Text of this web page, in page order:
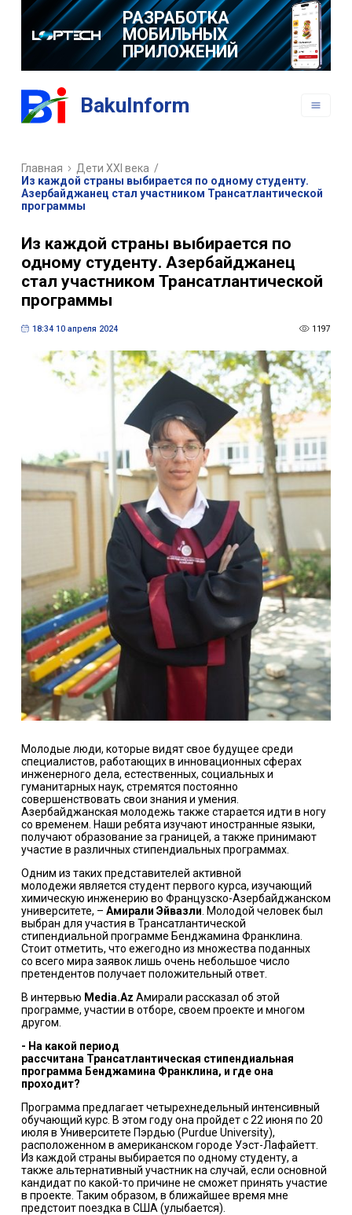
РАЗРАБОТКА
МОБИЛЬНЫХ
ПРИЛОЖЕНИЙ
BakuInform
Главная Дети XXI века /
Из каждой страны выбирается по одному студенту.
Азербайджанец стал участником Трансатлантической
программы
Из каждой страны выбирается по
одному студенту. Азербайджанец
стал участником Трансатлантической
программы
18:34 10 апреля 2024 1197
Молодые люди, которые видят свое будущее среди
специалистов, работающих в инновационных сферах
инженерного дела, естественных, социальных и
гуманитарных наук, стремятся постоянно
совершенствовать свои знания и умения.
Азербайджанская молодежь также старается идти в ногу
со временем. Наши ребята изучают иностранные языки,
получают образование за границей, а также принимают
участие в различных стипендиальных программах.
Одним из таких представителей активной
молодежи является студент первого курса, изучающий
химическую инженерию во Французско-Азербайджанском
университете, – Амирали Эйвазли . Молодой человек был
выбран для участия в Трансатлантической
стипендиальной программе Бенджамина Франклина.
Стоит отметить, что ежегодно из множества поданных
со всего мира заявок лишь очень небольшое число
претендентов получает положительный ответ.
В интервью Media.Az Амирали рассказал об этой
программе, участии в отборе, своем проекте и многом
другом.
- На какой период
рассчитана Трансатлантическая стипендиальная
программа Бенджамина Франклина, и где она
проходит?
Программа предлагает четырехнедельный интенсивный
обучающий курс. В этом году она пройдет c 22 июня по 20
июля в Университете Пэрдью (Purdue University),
расположенном в американском городе Уэст-Лафайетт.
Из каждой страны выбирается по одному студенту, а
также альтернативный участник на случай, если основной
кандидат по какой-то причине не сможет принять участие
в проекте. Таким образом, в ближайшее время мне
предстоит поездка в США (улыбается).